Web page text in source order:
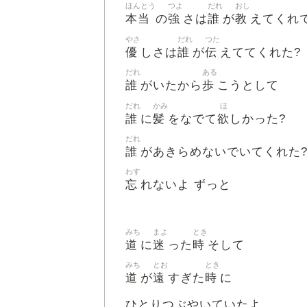
本当
ほんとう
の強
つよ
さは誰
だれ
が教
おし
えてくれ
優
やさ
しさは誰
だれ
が伝
つた
えててくれた?
誰
だれ
がいたから歩
ある
こうとして
誰
だれ
に髪
かみ
をなでて欲
ほ
しかった?
誰
だれ
があきらめないでいてくれた?
忘
わす
れないよ ずっと
道
みち
に迷
まよ
った 時
とき
そして
道
みち
が遠
とお
すぎた 時
とき
に